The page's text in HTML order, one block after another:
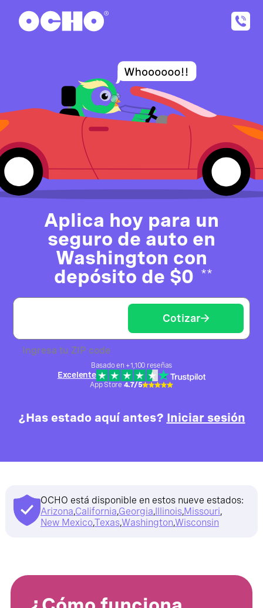
Aplica hoy para un
seguro de auto en
Washington con
depósito de $0 **
Ingresa tu ZIP code
Cotizar
Basado en +1,100 reseñas
Excelente
App Store 4.7/5
¿Has estado aquí antes? Iniciar sesión
OCHO está disponible en estos nueve estados:
Arizona,California,Georgia,Illinois,Missouri,
New Mexico,Texas,Washington,Wisconsin